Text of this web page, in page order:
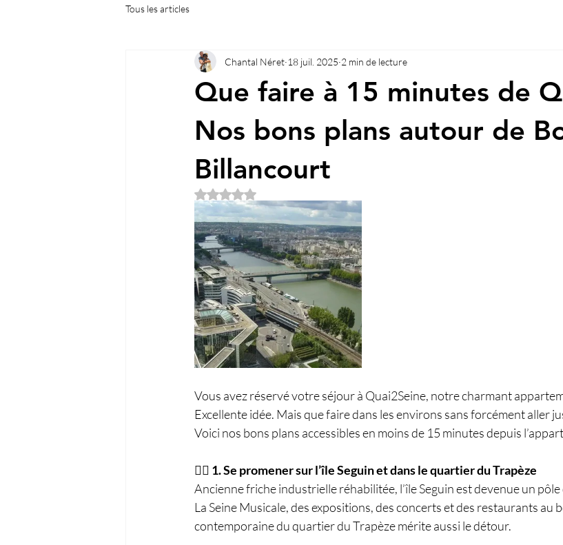
Tous les articles
Que faire à 15 minutes de
Nos bons plans autour de
Billancourt
Chantal Néret 18 juil. 2025 2 min de lecture
Noté NaN étoiles sur 5.
Vous avez réservé votre séjour à Quai2Seine, notre charmant
Excellente idée. Mais que faire dans les environs sans forcément aller
Voici nos bons plans accessibles en moins de 15 minutes depuis
🚶‍♀️ 1. Se promener sur l’île Seguin et dans le quartier du Trapèze
Ancienne friche industrielle réhabilitée, l’île Seguin est devenue un
La Seine Musicale, des expositions, des concerts et des restaurants au
contemporaine du quartier du Trapèze mérite aussi le détour.